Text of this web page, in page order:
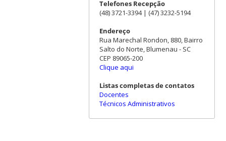
Telefones Recepção
(48) 3721-3394 | (47) 3232-5194
Endereço
Rua Marechal Rondon, 880, Bairro
Salto do Norte, Blumenau - SC
CEP 89065-200
Clique aqui
Listas completas de contatos
Docentes
Técnicos Administrativos